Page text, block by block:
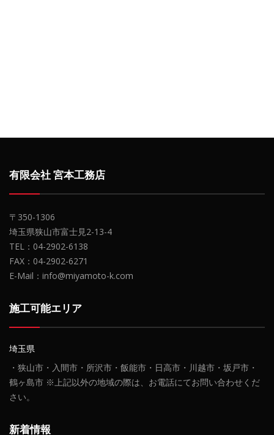
有限会社 宮本工務店
〒350-1306
埼玉県狭山市富士見2-13-4
TEL：04-2902-6138
FAX：04-2902-6271
E-Mail：info@miyamoto-k.com
施工可能エリア
埼玉県
・狭山市・入間市・所沢市・飯能市・日高市・川越市・坂戸市・
鶴ヶ島市 ※上記以外の地域の際は、お電話にてお問い合わせくだ
さい。
新着情報